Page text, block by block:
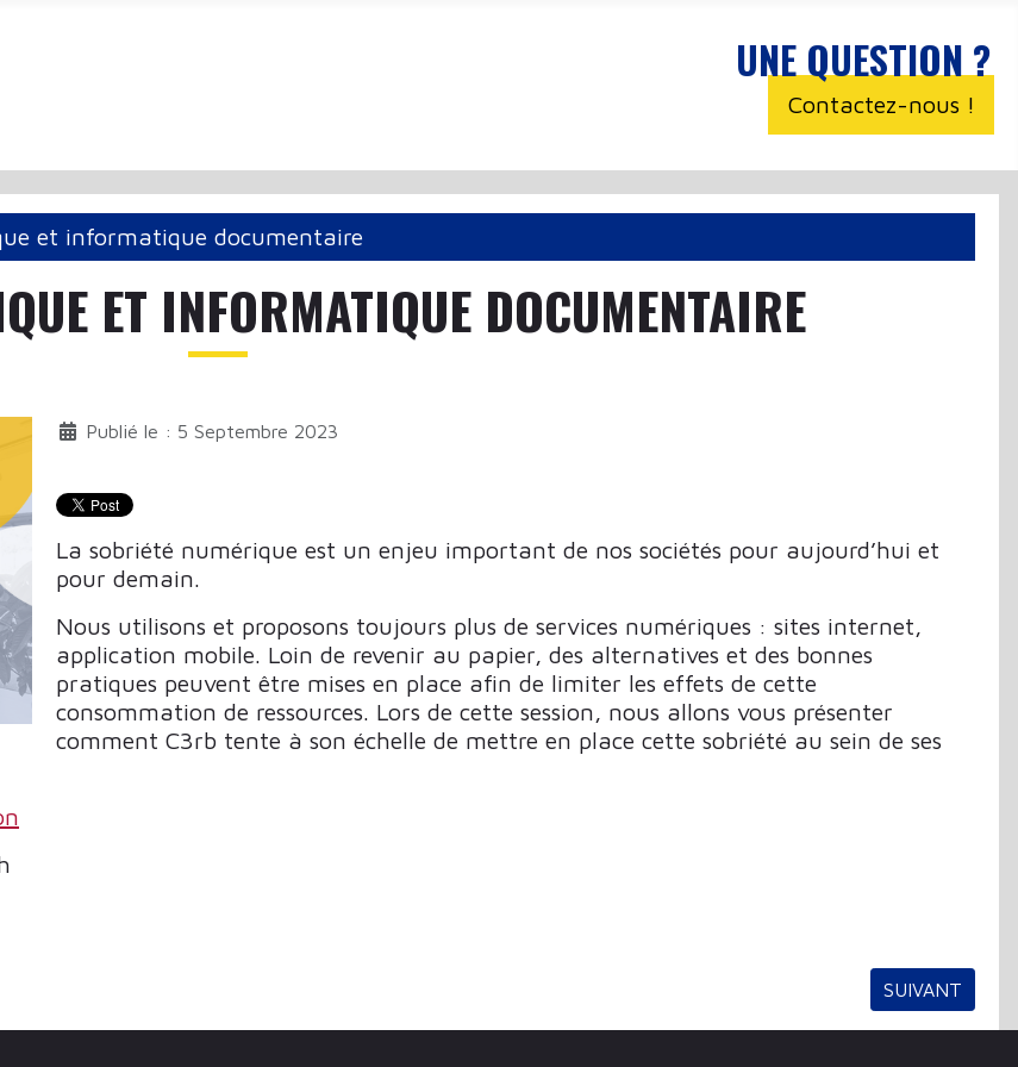
UNE QUESTION ?
Contactez-nous !
et informatique documentaire
ET INFORMATIQUE DOCUMENTAIRE
Publié le : 5 Septembre 2023
La sobriété numérique est un enjeu important de nos sociétés pour aujourd’hui et
pour demain.
Nous utilisons et proposons toujours plus de services numériques : sites internet,
application mobile. Loin de revenir au papier, des alternatives et des bonnes
pratiques peuvent être mises en place afin de limiter les effets de cette
consommation de ressources. Lors de cette session, nous allons vous présenter
comment C3rb tente à son échelle de mettre en place cette sobriété au sein de ses
AVEC ORPHÉE | NX ! ARTICLE
SUIVANT